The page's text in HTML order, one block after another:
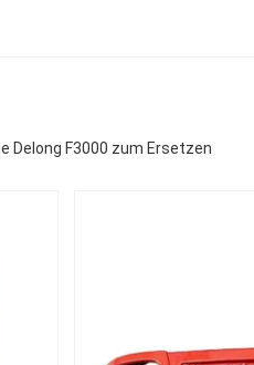
Delong F3000 zum Ersetzen